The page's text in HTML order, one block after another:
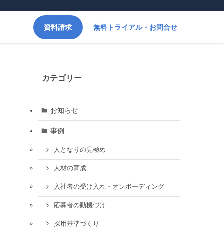
資料請求 無料トライアル・お問合せ
カテゴリー
お知らせ
事例
人となりの見極め
人材の育成
入社者の受け入れ・オンボーディング
応募者の動機づけ
採用基準づくり